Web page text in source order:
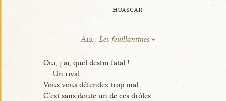
huascar
Air :Les feuillantines
Oui, j’ai, quel destin fatal !
Un rival.
Vous vous défendez trop mal.
C’est sans doute un de ces drôles